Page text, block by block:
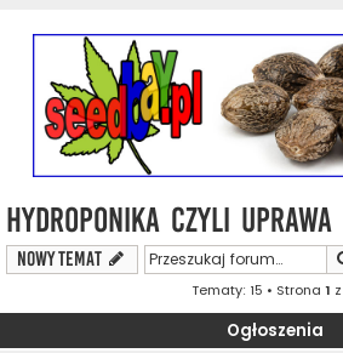
Hydroponika czyli Uprawa
NOWY TEMAT
Tematy: 15 • Strona 1 z
Ogłoszenia